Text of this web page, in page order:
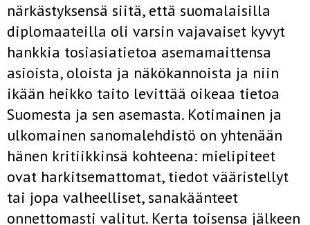
närkästyksensä siitä, että suomalaisilla
diplomaateilla oli varsin vajavaiset kyvyt
hankkia tosiasiatietoa asemamaittensa
asioista, oloista ja näkökannoista ja niin
ikään heikko taito levittää oikeaa tietoa
Suomesta ja sen asemasta. Kotimainen ja
ulkomainen sanomalehdistö on yhtenään
hänen kritiikkinsä kohteena: mielipiteet
ovat harkitsemattomat, tiedot vääristellyt
tai jopa valheelliset, sanakäänteet
onnettomasti valitut. Kerta toisensa jälkeen